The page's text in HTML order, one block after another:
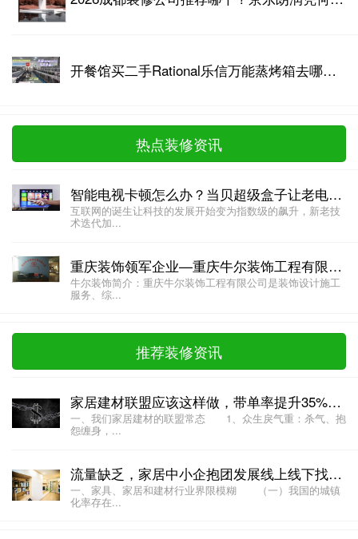
​开餐馆买二手Rational乐信万能蒸烤箱去哪家好？13年专业收售商给出答案
热点装修资讯
智能电视卡顿怎么办？当贝超级盒子让老电视焕然一新
互联网的诞生让科技的发展开始变为指数级的飙升，新老技
术迭代加...
重庆装饰领军企业—重庆牛尔装饰工程有限公司
牛尔装饰简介：重庆牛尔装饰工程有限公司是装饰设计施工
服务、综...
推荐装修资讯
家居建材联盟应该这样做，带单率提升35%，成交率提升45%
一、我们家居建材的联盟常态 1、众生戾气重：杀气、抱
怨缠身，...
流量缺乏，家居中小企抱团发展线上线下找出路
一、家具、家居和建材行业界限模糊 （一）我国的城镇
化率存在...